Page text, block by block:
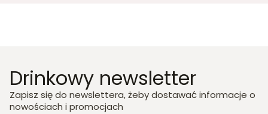
Drinkowy newsletter
Zapisz się do newslettera, żeby dostawać informacje o
nowościach i promocjach